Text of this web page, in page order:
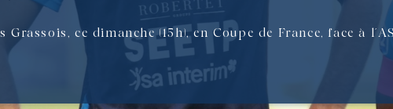
ce dimanche (15h), en Coupe de France, face à